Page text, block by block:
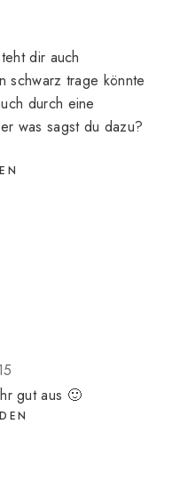
dir auch
schwarz trage könnte
durch eine
was sagst du dazu?
gut aus 🙂